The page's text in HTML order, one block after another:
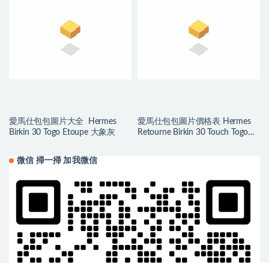
愛馬仕包包圖片大全 Hermes
Birkin 30 Togo Etoupe 大象灰
愛馬仕包包圖片價格表 Hermes
Retourne Birkin 30 Touch Togo
微信 掃一掃 加我微信